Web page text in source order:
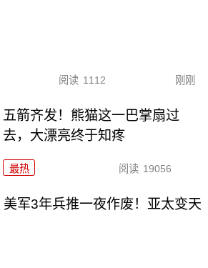
阅读 1112 刚刚
五箭齐发！熊猫这一巴掌扇过
去，大漂亮终于知疼
最热 阅读 19056
军3年兵推一夜作废！亚太变天